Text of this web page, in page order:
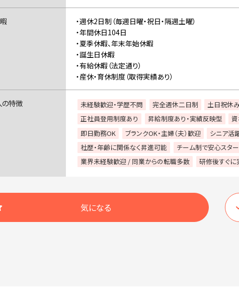
・週休2日制（毎週日曜・祝日・隔週土曜）
・年間休日104日
・夏季休暇、年末年始休暇
・誕生日休暇
・有給休暇（法定通り）
・産休・育休制度（取得実績あり）
の特徴 未経験歓迎・学歴不問 完全週休二日制 土日祝休
正社員登用制度あり
昇給制度あり・実績反映型
即日勤務OK
ブランクOK・主婦（夫）歓迎 シニア活
社歴・年齢に関係なく昇進可能
チーム制で安心スタ
業界未経験歓迎 / 同業からの転職多数
研修後すぐに
気になる